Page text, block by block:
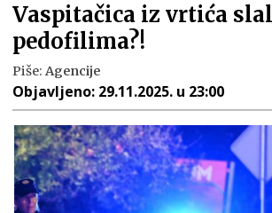
Vaspitačica iz vrtića
pedofilima?!
Piše: Agencije
Objavljeno: 29.11.2025. u 23:00